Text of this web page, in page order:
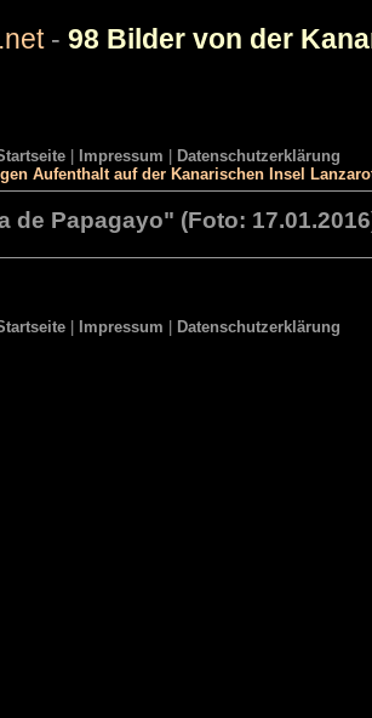
- 98 Bilder von der
| Impressum | Datenschutzerklärung
Aufenthalt auf der Kanarischen Insel
de Papagayo" (Foto:
Impressum Datenschutzerklärung